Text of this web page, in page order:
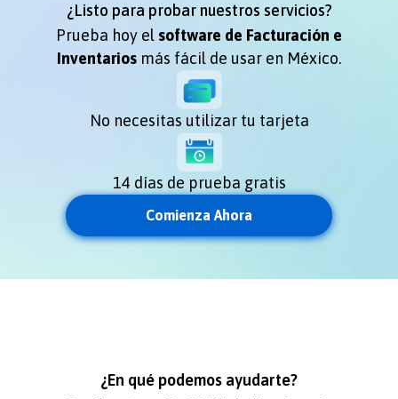
¿Listo para probar nuestros servicios?
Prueba hoy el software de Facturación e
Inventarios más fácil de usar en México.
No necesitas utilizar tu tarjeta
14 días de prueba gratis
Comienza Ahora
¿En qué podemos ayudarte?